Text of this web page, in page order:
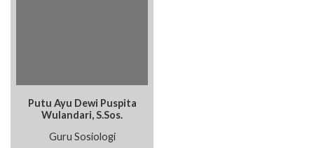
Putu Ayu Dewi Puspita
Wulandari, S.Sos.
Guru Sosiologi